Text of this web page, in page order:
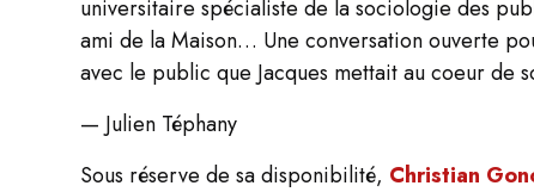
universitaire spécialiste de la sociologie des
ami de la Maison… Une conversation ouverte
avec le public que Jacques mettait au coeur de
— Julien Téphany
Sous réserve de sa disponibilité, Christian